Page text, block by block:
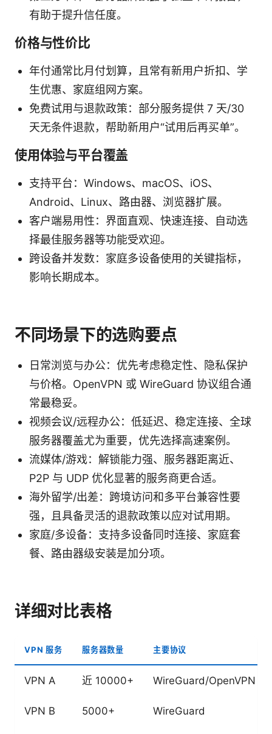
有助于提升信任度。
价格与性价比
年付通常比月付划算，且常有新用户折扣、学
生优惠、家庭组网方案。
免费试用与退款政策：部分服务提供 7 天/30
天无条件退款，帮助新用户“试用后再买单”。
使用体验与平台覆盖
支持平台：Windows、macOS、iOS、
Android、Linux、路由器、浏览器扩展。
客户端易用性：界面直观、快速连接、自动选
择最佳服务器等功能受欢迎。
跨设备并发数：家庭多设备使用的关键指标，
影响长期成本。
不同场景下的选购要点
日常浏览与办公：优先考虑稳定性、隐私保护
与价格。OpenVPN 或 WireGuard 协议组合通
常最稳妥。
视频会议/远程办公：低延迟、稳定连接、全球
服务器覆盖尤为重要，优先选择高速案例。
流媒体/游戏：解锁能力强、服务器距离近、
P2P 与 UDP 优化显著的服务商更合适。
海外留学/出差：跨境访问和多平台兼容性要
强，且具备灵活的退款政策以应对试用期。
家庭/多设备：支持多设备同时连接、家庭套
餐、路由器级安装是加分项。
详细对比表格
VPN 服务 服务器数量 主要协议
VPN A 近 10000+ WireGuard/OpenVPN
VPN B 5000+ WireGuard